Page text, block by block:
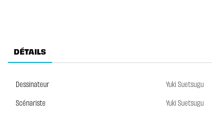
DÉTAILS
Dessinateur
Yuki Suetsugu
Scénariste
Yuki Suetsugu